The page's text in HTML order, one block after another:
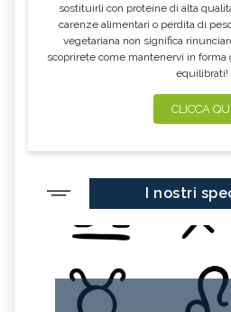
sostituirli con proteine di alta
carenze alimentari o perdita di
vegetariana non significa
scoprirete come mantenervi in
equilibrati!
CLICCA QUI
I nostri